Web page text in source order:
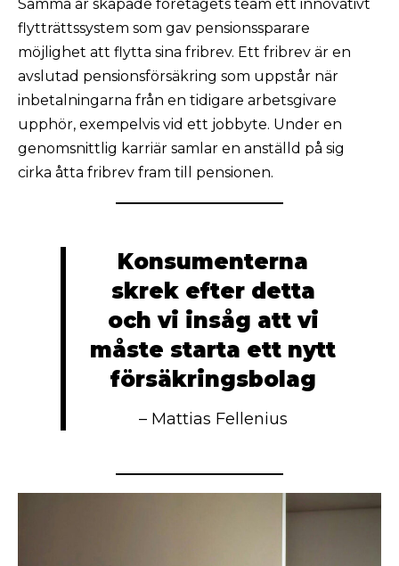
Samma år skapade företagets team ett innovativt
flytträttssystem som gav pensionssparare
möjlighet att flytta sina fribrev. Ett fribrev är en
avslutad pensionsförsäkring som uppstår när
inbetalningarna från en tidigare arbetsgivare
upphör, exempelvis vid ett jobbyte. Under en
genomsnittlig karriär samlar en anställd på sig
cirka åtta fribrev fram till pensionen.
Konsumenterna
skrek efter detta
och vi insåg att vi
måste starta ett nytt
försäkringsbolag
– Mattias Fellenius